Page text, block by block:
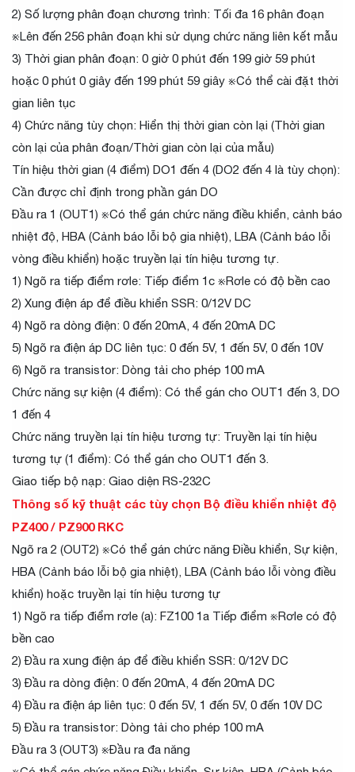
2) Số lượng phân đoạn chương trình: Tối đa 16 phân đoạn
※Lên đến 256 phân đoạn khi sử dụng chức năng liên kết mẫu
3) Thời gian phân đoạn: 0 giờ 0 phút đến 199 giờ 59 phút
hoặc 0 phút 0 giây đến 199 phút 59 giây ※Có thể cài đặt thời
gian liên tục
4) Chức năng tùy chọn: Hiển thị thời gian còn lại (Thời gian
còn lại của phân đoạn/Thời gian còn lại của mẫu)
Tín hiệu thời gian (4 điểm) DO1 đến 4 (DO2 đến 4 là tùy chọn):
Cần được chỉ định trong phần gán DO
Đầu ra 1 (OUT1) ※Có thể gán chức năng điều khiển, cảnh báo
nhiệt độ, HBA (Cảnh báo lỗi bộ gia nhiệt), LBA (Cảnh báo lỗi
vòng điều khiển) hoặc truyền lại tín hiệu tương tự.
1) Ngõ ra tiếp điểm rơle: Tiếp điểm 1c ※Rơle có độ bền cao
2) Xung điện áp để điều khiển SSR: 0/12V DC
4) Ngõ ra dòng điện: 0 đến 20mA, 4 đến 20mA DC
5) Ngõ ra điện áp DC liên tục: 0 đến 5V, 1 đến 5V, 0 đến 10V
6) Ngõ ra transistor: Dòng tải cho phép 100 mA
Chức năng sự kiện (4 điểm): Có thể gán cho OUT1 đến 3, DO
1 đến 4
Chức năng truyền lại tín hiệu tương tự: Truyền lại tín hiệu
tương tự (1 điểm): Có thể gán cho OUT1 đến 3.
Giao tiếp bộ nạp: Giao diện RS-232C
Thông số kỹ thuật các tùy chọn Bộ điều khiển nhiệt độ
PZ400 / PZ900 RKC
Ngõ ra 2 (OUT2) ※Có thể gán chức năng Điều khiển, Sự kiện,
HBA (Cảnh báo lỗi bộ gia nhiệt), LBA (Cảnh báo lỗi vòng điều
khiển) hoặc truyền lại tín hiệu tương tự
1) Ngõ ra tiếp điểm rơle (a): FZ100 1a Tiếp điểm ※Rơle có độ
bền cao
2) Đầu ra xung điện áp để điều khiển SSR: 0/12V DC
3) Đầu ra dòng điện: 0 đến 20mA, 4 đến 20mA DC
4) Đầu ra điện áp liên tục: 0 đến 5V, 1 đến 5V, 0 đến 10V DC
5) Đầu ra transistor: Dòng tải cho phép 100 mA
Đầu ra 3 (OUT3) ※Đầu ra đa năng